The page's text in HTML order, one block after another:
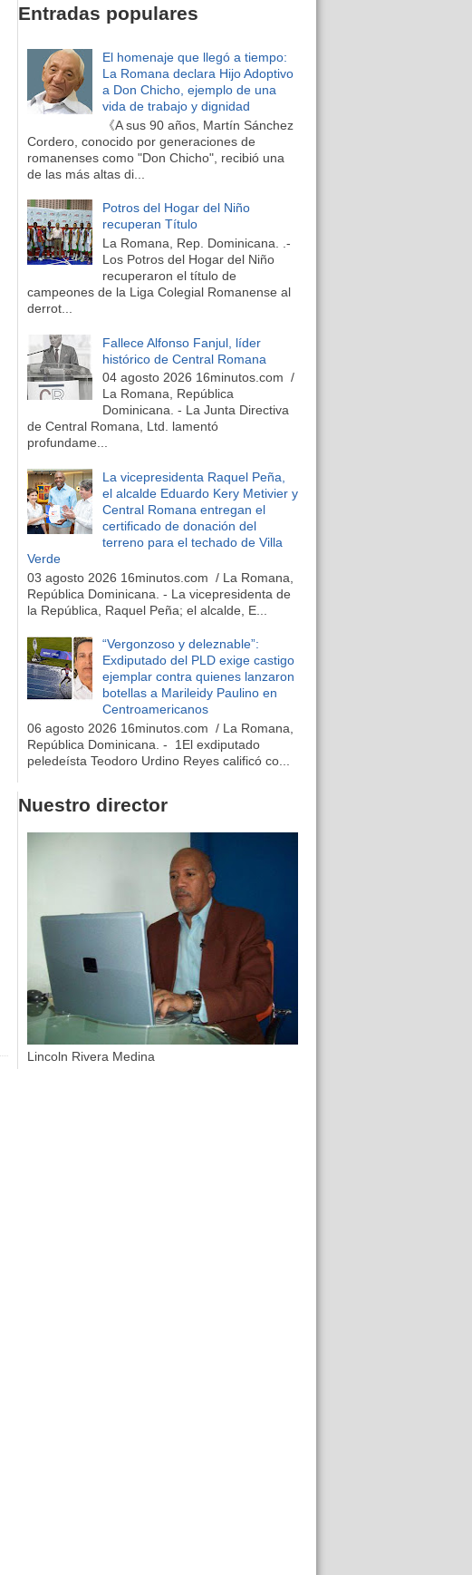
Entradas populares
El homenaje que llegó a tiempo:
La Romana declara Hijo Adoptivo
a Don Chicho, ejemplo de una
vida de trabajo y dignidad
《A sus 90 años, Martín Sánchez
Cordero, conocido por generaciones de
romanenses como "Don Chicho", recibió una
de las más altas di...
Potros del Hogar del Niño
recuperan Título
La Romana, Rep. Dominicana. .-
Los Potros del Hogar del Niño
recuperaron el título de
campeones de la Liga Colegial Romanense al
derrot...
Fallece Alfonso Fanjul, líder
histórico de Central Romana
04 agosto 2026 16minutos.com /
La Romana, República
Dominicana. - La Junta Directiva
de Central Romana, Ltd. lamentó
profundame...
La vicepresidenta Raquel Peña,
el alcalde Eduardo Kery Metivier y
Central Romana entregan el
certificado de donación del
terreno para el techado de Villa
Verde
03 agosto 2026 16minutos.com / La Romana,
República Dominicana. - La vicepresidenta de
la República, Raquel Peña; el alcalde, E...
“Vergonzoso y deleznable”:
Exdiputado del PLD exige castigo
ejemplar contra quienes lanzaron
botellas a Marileidy Paulino en
Centroamericanos
06 agosto 2026 16minutos.com / La Romana,
República Dominicana. - 1El exdiputado
peledeísta Teodoro Urdino Reyes calificó co...
Nuestro director
Lincoln Rivera Medina